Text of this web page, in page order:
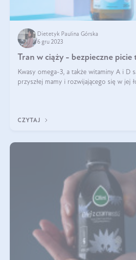
Dietetyk Paulina Górska
6 gru 2023
Tran w ciąży - bezpieczne picie
Kwasy omega-3, a także witaminy A i D
przyszłej mamy i rozwijającego się w jej
CZYTAJ